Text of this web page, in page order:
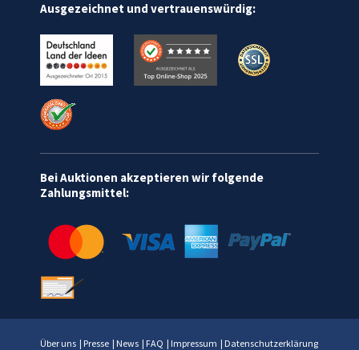
Ausgezeichnet und vertrauenswürdig:
Bei Auktionen akzeptieren wir folgende
Zahlungsmittel:
Über uns | Presse | News | FAQ | Impressum | Datenschutzerklärung